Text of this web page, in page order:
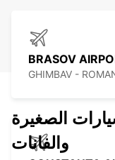
BRASOV
GHIMBAV -
الصغيرة
والفانات